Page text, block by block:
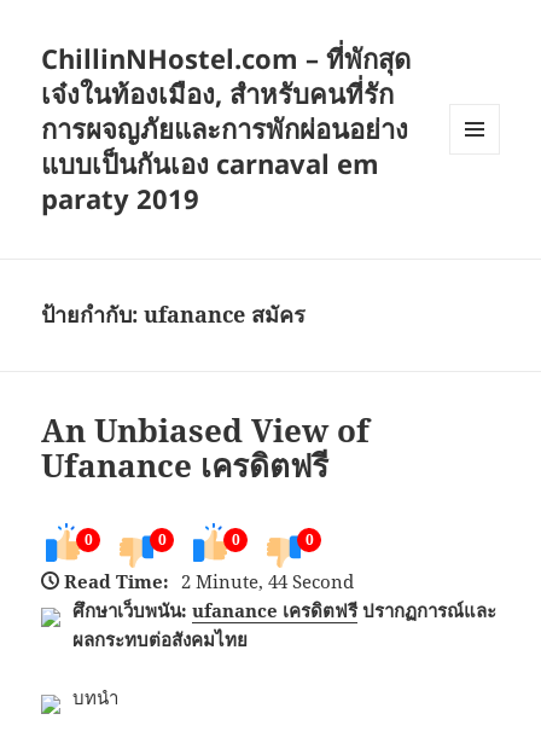
ChillinNHostel.com – ที่พักสุด
เจ๋งในท้องเมือง, สำหรับคนที่รัก
การผจญภัยและการพักผ่อนอย่าง
แบบเป็นกันเอง carnaval em
paraty 2019
ป้ายกำกับ:ufanance สมัคร
An Unbiased View of
Ufanance เครดิตฟรี
0 0 0 0
Read Time: 2 Minute, 44 Second
ศึกษาเว็บพนัน:ufanance เครดิตฟรีปรากฏการณ์และ
ผลกระทบต่อสังคมไทย
บทนำ